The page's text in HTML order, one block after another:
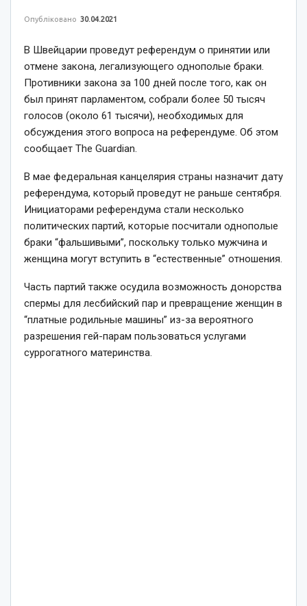
Опубліковано 30.04.2021
В Швейцарии проведут референдум о принятии или
отмене закона, легализующего однополые браки.
Противники закона за 100 дней после того, как он
был принят парламентом, собрали более 50 тысяч
голосов (около 61 тысячи), необходимых для
обсуждения этого вопроса на референдуме. Об этом
сообщает The Guardian.
В мае федеральная канцелярия страны назначит дату
референдума, который проведут не раньше сентября.
Инициаторами референдума стали несколько
политических партий, которые посчитали однополые
браки “фальшивыми”, поскольку только мужчина и
женщина могут вступить в “естественные” отношения.
Часть партий также осудила возможность донорства
спермы для лесбийский пар и превращение женщин в
“платные родильные машины” из-за вероятного
разрешения гей-парам пользоваться услугами
суррогатного материнства.